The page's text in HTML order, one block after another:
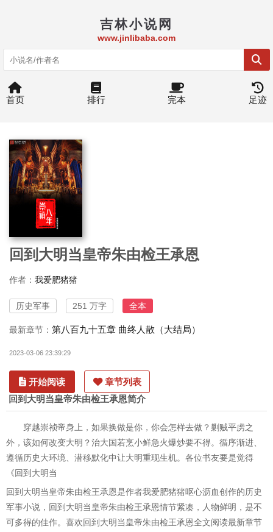
吉林小说网
www.jinlibaba.com
首页 排行 完本 足迹
回到大明当皇帝朱由检王承恩
作者： 我爱肥猪猪
历史军事 251 万字 全本
最新章节： 第八百九十五章 曲终人散（大结局）
2023-03-06 23:39:29
开始阅读 章节列表
回到大明当皇帝朱由检王承恩简介
穿越崇祯帝身上，如果换做是你，你会怎样去做？剿贼平虏之
外，该如何改变大明？治大国若烹小鲜急火爆炒要不得。循序渐进、
遵循历史大环境、潜移默化中让大明重现生机。各位书友要是觉得
《回到大明当
回到大明当皇帝朱由检王承恩是作者我爱肥猪猪呕心沥血创作的历史
军事小说，回到大明当皇帝朱由检王承恩情节紧凑，人物鲜明，是不
可多得的佳作。喜欢回到大明当皇帝朱由检王承恩全文阅读最新章节